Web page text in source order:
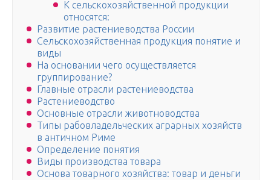
К сельскохозяйственной продукции
относятся:
Развитие растениеводства России
Сельскохозяйственная продукция понятие и
виды
На основании чего осуществляется
группирование?
Главные отрасли растениеводства
Растениеводство
Основные отрасли животноводства
Типы рабовладельческих аграрных хозяйств
в античном Риме
Определение понятия
Виды производства товара
Основа товарного хозяйства: товар и деньги